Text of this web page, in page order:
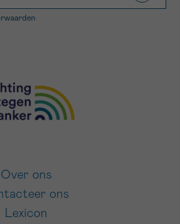
Over ons
ons
Lexicon